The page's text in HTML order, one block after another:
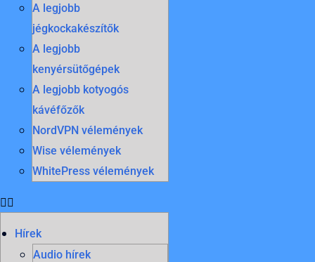
A legjobb
jégkockakészítők
A legjobb
kenyérsütőgépek
A legjobb kotyogós
kávéfőzők
NordVPN vélemények
Wise vélemények
WhitePress vélemények
Hírek
Audio hírek